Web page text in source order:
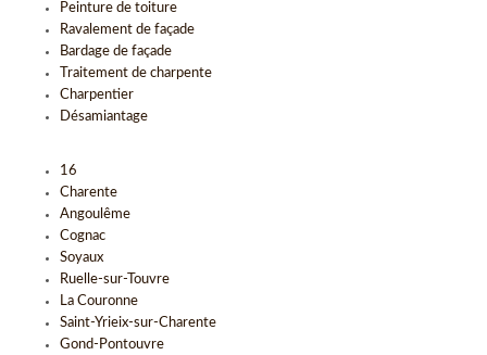
Peinture de toiture
Ravalement de façade
Bardage de façade
Traitement de charpente
Charpentier
Désamiantage
16
Charente
Angoulême
Cognac
Soyaux
Ruelle-sur-Touvre
La Couronne
Saint-Yrieix-sur-Charente
Gond-Pontouvre